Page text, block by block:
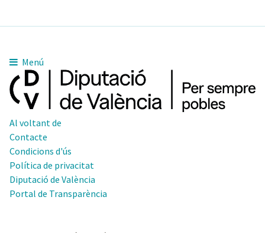
Menú
Al voltant de
Contacte
Condicions d'ús
Política de privacitat
Diputació de València
Portal de Transparència